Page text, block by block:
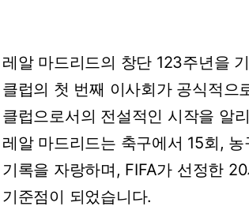
레알 마드리드의 창단 123주년을
클럽의 첫 번째 이사회가 공식적으
클럽으로서의 전설적인 시작을 알
레알 마드리드는 축구에서 15회, 농
기록을 자랑하며, FIFA가 선정한
기준점이 되었습니다.